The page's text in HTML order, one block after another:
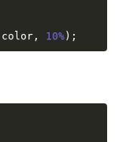
color, 10%);